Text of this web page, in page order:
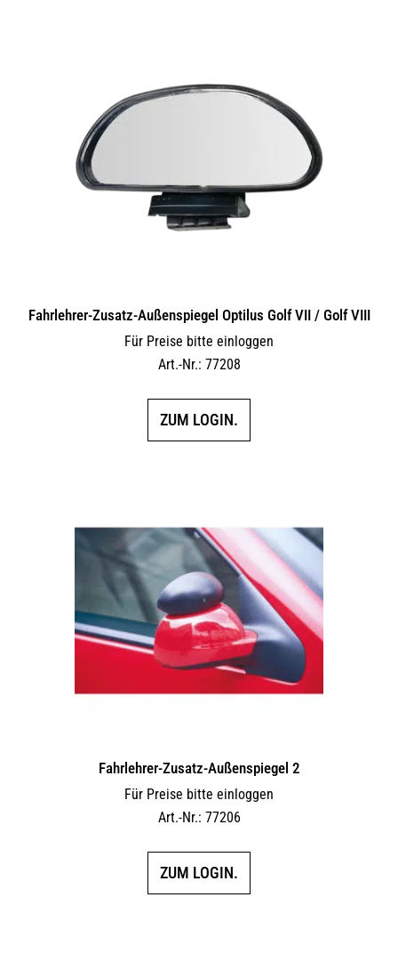
Fahrlehrer-Zusatz-Außen­spiegel Optilus Golf VII / Golf VIII
Für Preise bitte einloggen
Art.-Nr.: 77208
ZUM LOGIN.
Fahrlehrer-Zusatz-Außen­spiegel 2
Für Preise bitte einloggen
Art.-Nr.: 77206
ZUM LOGIN.